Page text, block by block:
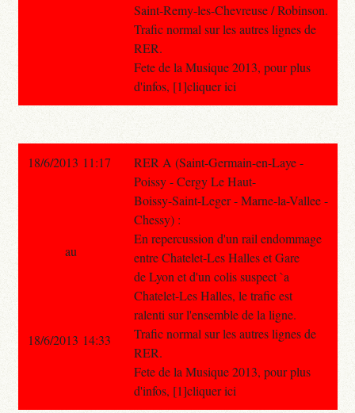
Saint-Remy-les-Chevreuse / Robinson.
Trafic normal sur les autres lignes de
RER.
Fete de la Musique 2013, pour plus
d'infos, [1]cliquer ici
18/6/2013 11:17
RER A (Saint-Germain-en-Laye -
Poissy - Cergy Le Haut-
Boissy-Saint-Leger - Marne-la-Vallee -
Chessy) :
En repercussion d'un rail endommage
entre Chatelet-Les Halles et Gare
de Lyon et d'un colis suspect `a
Chatelet-Les Halles, le trafic est
ralenti sur l'ensemble de la ligne.
Trafic normal sur les autres lignes de
RER.
Fete de la Musique 2013, pour plus
d'infos, [1]cliquer ici
au
18/6/2013 14:33